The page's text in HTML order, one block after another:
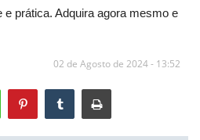
prática. Adquira agora mesmo e
02 de Agosto de 2024 - 13:52